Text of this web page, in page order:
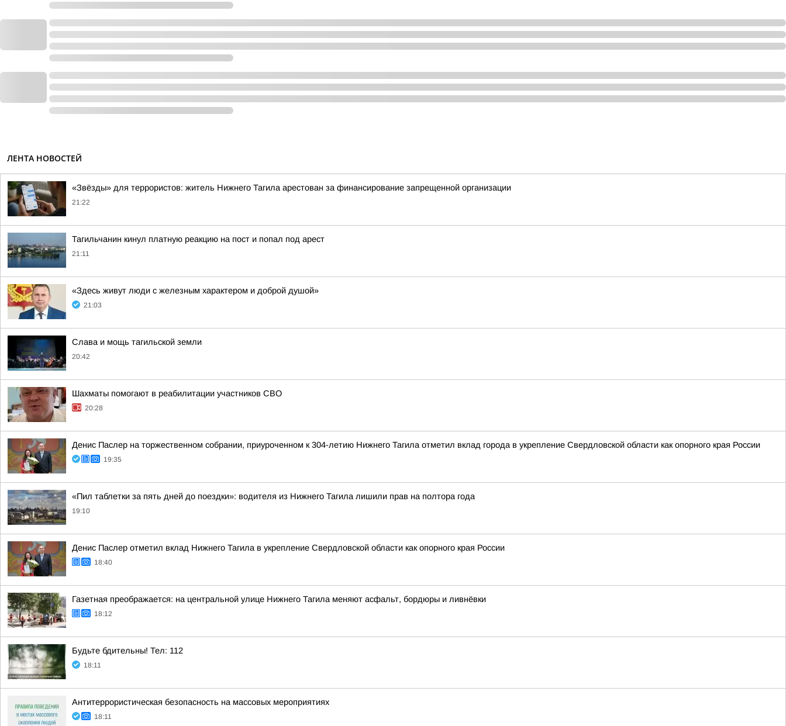
ЛЕНТА НОВОСТЕЙ
«Звёзды» для террористов: житель Нижнего Тагила арестован за финансирование запрещенной организации
21:22
Тагильчанин кинул платную реакцию на пост и попал под арест
21:11
«Здесь живут люди с железным характером и доброй душой»
21:03
Слава и мощь тагильской земли
20:42
Шахматы помогают в реабилитации участников СВО
20:28
Денис Паслер на торжественном собрании, приуроченном к 304-летию Нижнего Тагила отметил вклад города в укрепление Свердловской области как опорного края России
19:35
«Пил таблетки за пять дней до поездки»: водителя из Нижнего Тагила лишили прав на полтора года
19:10
Денис Паслер отметил вклад Нижнего Тагила в укрепление Свердловской области как опорного края России
18:40
Газетная преображается: на центральной улице Нижнего Тагила меняют асфальт, бордюры и ливнёвки
18:12
Будьте бдительны! Тел: 112
18:11
Антитеррористическая безопасность на массовых мероприятиях
18:11